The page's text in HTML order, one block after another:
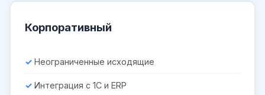
Корпоративный
Неограниченные исходящие
Интеграция с 1С и ERP